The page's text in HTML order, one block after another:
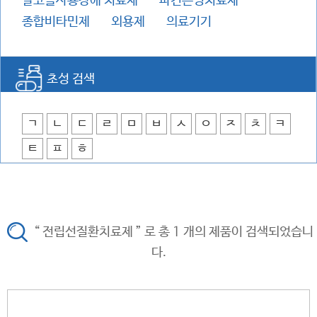
종합비타민제
외용제 의료기기
초성 검색
ㄱ ㄴ ㄷ ㄹ ㅁ ㅂ ㅅ ㅇ ㅈ ㅊ
ㅋ
ㅌ
ㅍ ㅎ
“ 전립선질환치료제 ” 로 총 1 개의 제품이 검색되었습니
다.